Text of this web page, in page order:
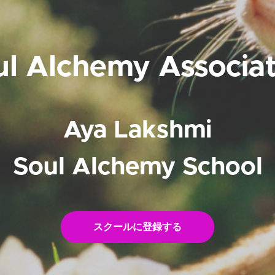
Alchemy
Aya Lakshmi
Soul Alchemy School
スクールに登録する